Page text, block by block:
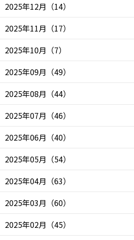
2025年12月 （14）
2025年11月 （17）
2025年10月 （7）
2025年09月 （49）
2025年08月 （44）
2025年07月 （46）
2025年06月 （40）
2025年05月 （54）
2025年04月 （63）
2025年03月 （60）
2025年02月 （45）